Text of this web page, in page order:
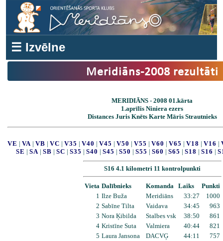
☰ Izvēlne
Meridiāns-2008 rezultāti
MERIDIĀNS - 2008 01.kārta
1.aprīlis Niniera ezers
Distances Juris Knēts Karte Māris Strautnieks
VE | VA | VB | VC | V35 | V40 | V45 | V50 | V55 | V60 | V65 | V18 | V16 |
SE | SA | SB | SC | S35 | S40 | S45 | S50 | S55 | S60 | S65 | S18 | S16 |
S16 4.1 kilometri 11 kontrolpunkti
Vieta Dalībnieks Komanda Laiks
Punkti
1 Ilze Buža Meridiāns 33:27
1000
2 Sabīne Tilta Vaidava 34:45
963
3 Nora Ķibilda Stalbes vsk 38:50
861
4 Kristīne Suta Valmiera 40:44
821
5 Laura Jansona DACVĢ 44:11
757